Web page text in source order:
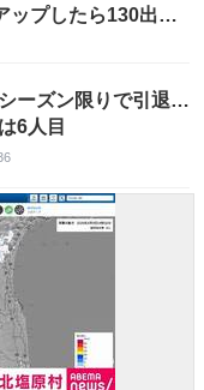
ップしたら130出た
ーズン限りで引退…
6人目